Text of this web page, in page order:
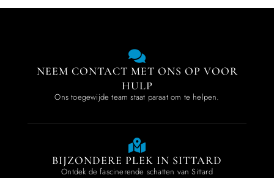
NEEM CONTACT MET ONS OP VOOR
HULP
Ons toegewijde team staat paraat om te helpen.
BIJZONDERE PLEK IN SITTARD
Ontdek de fascinerende schatten van Sittard